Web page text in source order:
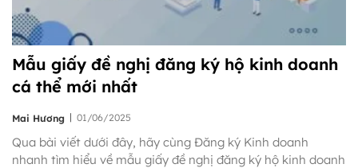
Mẫu giấy đề nghị đăng ký hộ kinh doanh
cá thể mới nhất
Mai Hương | 01/06/2025
Qua bài viết dưới đây, hãy cùng Đăng ký Kinh doanh
nhanh tìm hiểu về mẫu giấy đề nghị đăng ký hộ kinh doanh